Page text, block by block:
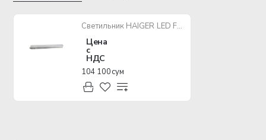
Светильник HAIGER LED FX-T5-12W
Цена
с
НДС
104 100 сум